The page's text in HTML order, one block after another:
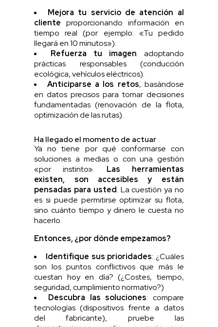
Mejora tu servicio de atención al
cliente proporcionando información en
tiempo real (por ejemplo: «Tu pedido
llegará en 10 minutos»).
Refuerza tu imagen adoptando
prácticas responsables (conducción
ecológica, vehículos eléctricos).
Anticiparse a los retos, basándose
en datos precisos para tomar decisiones
fundamentadas (renovación de la flota,
optimización de las rutas).
Ha llegado el momento de actuar
Ya no tiene por qué conformarse con
soluciones a medias o con una gestión
«por instinto». Las herramientas
existen, son accesibles y están
pensadas para usted. La cuestión ya no
es si puede permitirse optimizar su flota,
sino cuánto tiempo y dinero le cuesta no
hacerlo.
Entonces, ¿por dónde empezamos?
Identifique sus prioridades: ¿Cuáles
son los puntos conflictivos que más le
cuestan hoy en día? (¿Costes, tiempo,
seguridad, cumplimiento normativo?)
Descubra las soluciones: compare
tecnologías (dispositivos frente a datos
del fabricante), pruebe las